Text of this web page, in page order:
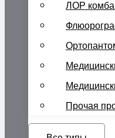
ЛОР
Прочая